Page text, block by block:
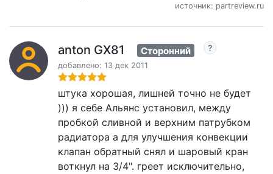
источник: partreview.ru
anton GX81 Сторонний
добавлено: 13 дек 2011
штука хорошая, лишней точно не будет
))) я себе Альянс установил, между
пробкой сливной и верхним патрубком
радиатора а для улучшения конвекции
клапан обратный снял и шаровый кран
воткнул на 3/4". греет исключительно,